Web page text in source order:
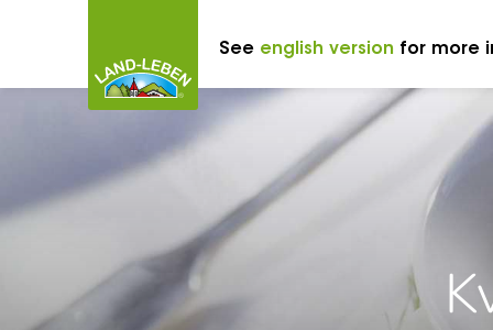
See english version for more